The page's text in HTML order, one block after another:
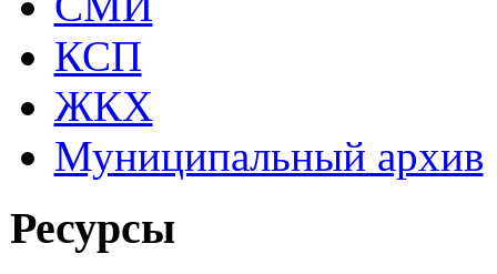
КСП
ЖКХ
Муниципальный архив
Ресурсы